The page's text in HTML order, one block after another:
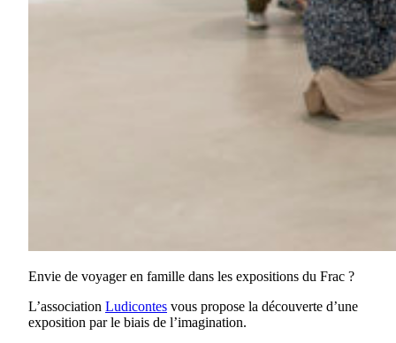
Envie de voyager en famille dans les expositions du Frac ?
L’association Ludicontes vous propose la découverte d’une
exposition par le biais de l’imagination.